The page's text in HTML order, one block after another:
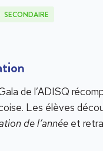
SECONDAIRE
de l’ADISQ
Les élèves
de l’année et